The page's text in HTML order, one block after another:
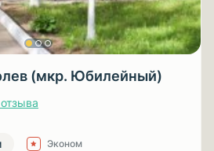
(мкр. Юбилейный)
Эконом